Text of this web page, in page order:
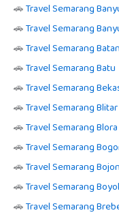
🚗Travel Semarang
🚗Travel Semarang
🚗Travel Semarang
🚗Travel Semarang Batu
🚗Travel Semarang
🚗Travel Semarang Blitar
🚗Travel Semarang Blora
🚗Travel Semarang
🚗Travel Semarang
🚗Travel Semarang
🚗Travel Semarang